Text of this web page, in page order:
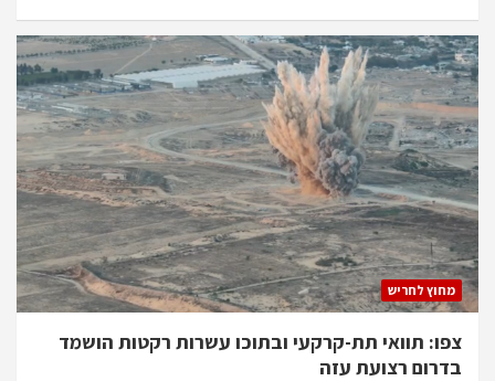
מחוץ לחריש
צפו: תוואי תת-קרקעי ובתוכו עשרות רקטות הושמד
בדרום רצועת עזה